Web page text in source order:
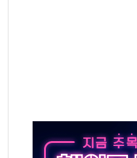
해상봉쇄 영향
광주↑ VS 트레이드데스크·웬디스↓